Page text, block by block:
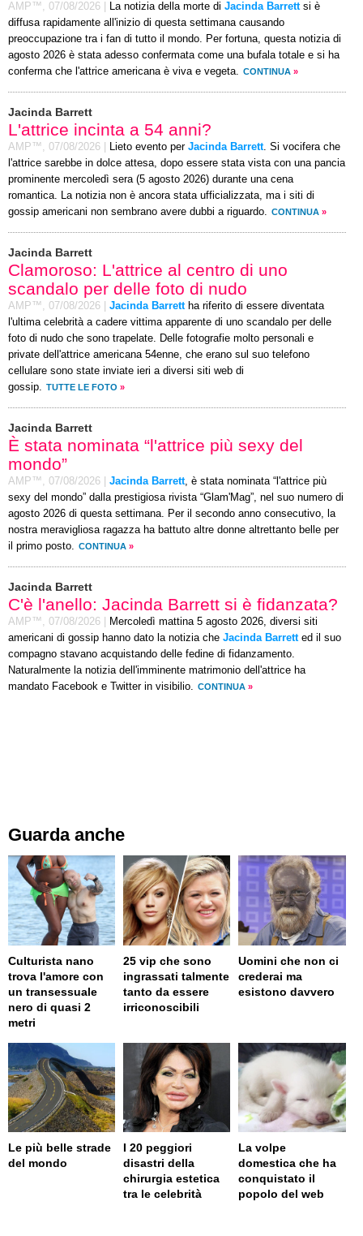
AMP™, 07/08/2026 La notizia della morte di Jacinda Barrettsi è
diffusa rapidamente all'inizio di questa settimana causando
preoccupazione tra i fan di tutto il mondo. Per fortuna, questa notizia di
agosto 2026 è stata adesso confermata come una bufala totale e si ha
conferma che l'attrice americana è viva e vegeta. CONTINUA »
Jacinda Barrett
L'attrice incinta a 54 anni?
AMP™, 07/08/2026 Lieto evento per Jacinda Barrett. Si vocifera che
l'attrice sarebbe in dolce attesa, dopo essere stata vista con una pancia
prominente mercoledì sera (5 agosto 2026) durante una cena
romantica. La notizia non è ancora stata ufficializzata, ma i siti di
gossip americani non sembrano avere dubbi a riguardo. CONTINUA »
Jacinda Barrett
Clamoroso: L'attrice al centro di uno
scandalo per delle foto di nudo
AMP™, 07/08/2026 Jacinda Barrettha riferito di essere diventata
l'ultima celebrità a cadere vittima apparente di uno scandalo per delle
foto di nudo che sono trapelate. Delle fotografie molto personali e
private dell'attrice americana 54enne, che erano sul suo telefono
cellulare sono state inviate ieri a diversi siti web di
gossip. TUTTE LE FOTO »
Jacinda Barrett
È stata nominata “l'attrice più sexy del
mondo”
AMP™, 07/08/2026 Jacinda Barrett, è stata nominata “l'attrice più
sexy del mondo” dalla prestigiosa rivista “Glam'Mag”, nel suo numero di
agosto 2026 di questa settimana. Per il secondo anno consecutivo, la
nostra meravigliosa ragazza ha battuto altre donne altrettanto belle per
il primo posto. CONTINUA »
Jacinda Barrett
C'è l'anello: Jacinda Barrett si è fidanzata?
AMP™, 07/08/2026
Mercoledì mattina 5 agosto 2026, diversi siti
americani di gossip hanno dato la notizia che Jacinda Barretted il suo
compagno stavano acquistando delle fedine di fidanzamento.
Naturalmente la notizia dell'imminente matrimonio dell'attrice ha
mandato Facebook e Twitter in visibilio. CONTINUA »
Guarda anche
Culturista nano
trova l'amore con
un transessuale
nero di quasi 2
metri
25 vip che sono
ingrassati talmente
tanto da essere
irriconoscibili
Uomini che non ci
crederai ma
esistono davvero
Le più belle strade
del mondo
I 20 peggiori
disastri della
chirurgia estetica
tra le celebrità
La volpe
domestica che ha
conquistato il
popolo del web